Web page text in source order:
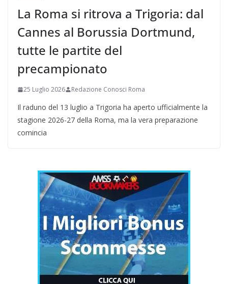
La Roma si ritrova a Trigoria: dal
Cannes al Borussia Dortmund,
tutte le partite del
precampionato
25 Luglio 2026 Redazione Conosci Roma
Il raduno del 13 luglio a Trigoria ha aperto ufficialmente la
stagione 2026-27 della Roma, ma la vera preparazione
comincia